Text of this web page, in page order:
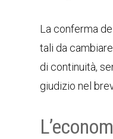
La conferma
tali da
di continuità,
giudizio nel